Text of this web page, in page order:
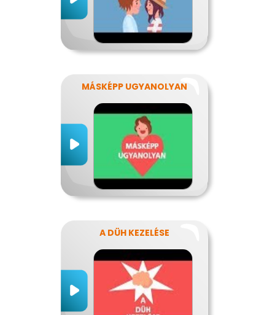
MÁSKÉPP UGYANOLYAN
A DÜH KEZELÉSE